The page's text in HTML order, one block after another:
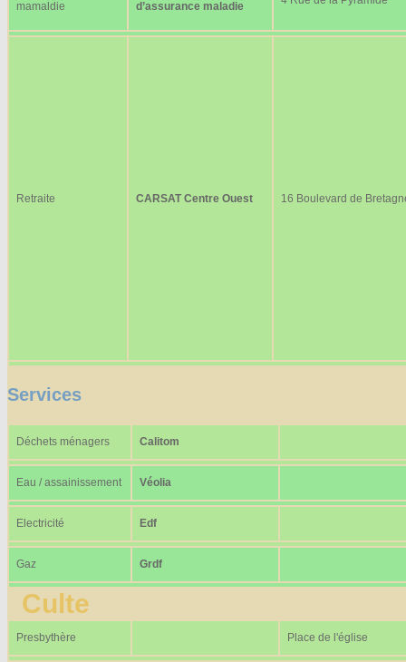
mamaldie
d’assurance maladie
Retraite CARSAT Centre Ouest 16 Boulevard de
Services
Déchets ménagers Calitom
Eau / assainissement Véolia
Electricité Edf
Gaz Grdf
Culte
Presbythère Place de l'église